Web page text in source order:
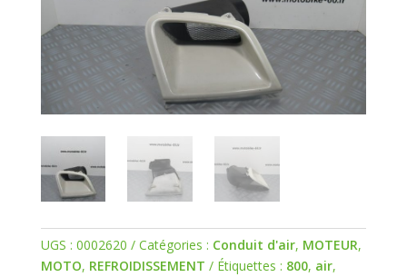
UGS : 0002620 Catégories : Conduit d'air, MOTEUR,
MOTO, REFROIDISSEMENT Étiquettes : 800, air,